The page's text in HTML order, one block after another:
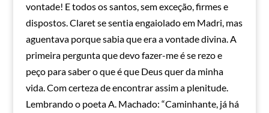
vontade! E todos os santos, sem exceção, firmes e
dispostos. Claret se sentia engaiolado em Madri, mas
aguentava porque sabia que era a vontade divina. A
primeira pergunta que devo fazer-me é se rezo e
peço para saber o que é que Deus quer da minha
vida. Com certeza de encontrar assim a plenitude.
Lembrando o poeta A. Machado: “Caminhante, já há